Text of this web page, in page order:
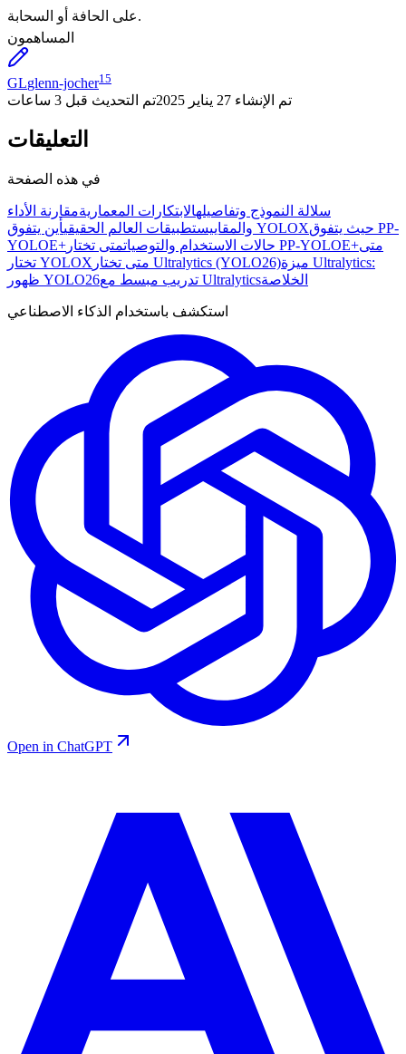
على الحافة أو السحابة.
المساهمون
GLglenn-jocher15
تم الإنشاء 27 يناير 2025 تم التحديث قبل 3 ساعات
التعليقات
في هذه الصفحة
سلالة النموذج وتفاصيلهالابتكارات المعماريةمقارنة الأداء
والمقاييستطبيقات العالم الحقيقي أين يتفوق YOLOXحيث يتفوق PP-
YOLOE+
حالات الاستخدام والتوصيات متى تختار PP-YOLOE+متى
تختار YOLOX
متى تختار Ultralytics (YOLO26)ميزة Ultralytics:
ظهور YOLO26
تدريب مبسط مع Ultralyticsالخلاصة
استكشف باستخدام الذكاء الاصطناعي
Open in ChatGPT